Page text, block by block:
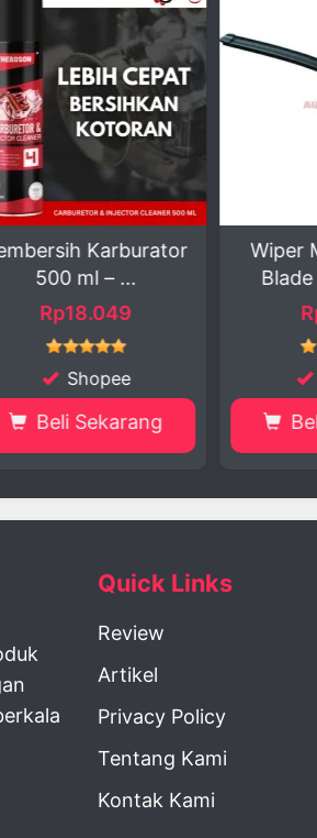
Karburator
500 ml – ...
Rp18.049
Shopee
Sekarang
Wiper
Blade
Beli
Quick Links
Review
Artikel
Privacy Policy
Tentang Kami
Kontak Kami